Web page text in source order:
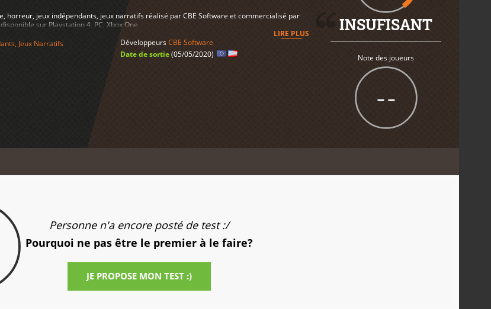
horreur, jeux indépendants, jeux narratifs réalisé par CBE Software et commercialisé par
sur Playstation 4, PC, Xbox One
LIRE PLUS
, Jeux Narratifs
DéveloppeursCBE Software
Date de sortie(05/05/2020)
INSUFISANT
Note des joueurs
--
Personne n'a encore posté de test :/
Pourquoi ne pas être le premier à le faire?
JE PROPOSE MON TEST :)